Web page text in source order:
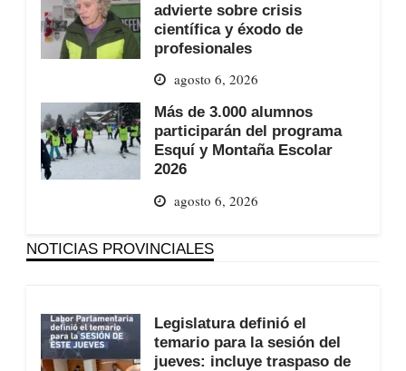
advierte sobre crisis
científica y éxodo de
profesionales
agosto 6, 2026
Más de 3.000 alumnos
participarán del programa
Esquí y Montaña Escolar
2026
agosto 6, 2026
NOTICIAS PROVINCIALES
Legislatura definió el
temario para la sesión del
jueves: incluye traspaso de